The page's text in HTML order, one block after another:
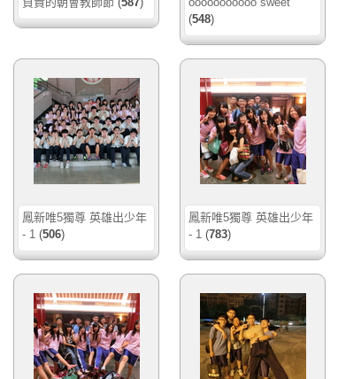
(548)
鳳新唯5獨尊 英雄出少年
- 1 (506)
鳳新唯5獨尊 英雄出少年
- 1 (783)